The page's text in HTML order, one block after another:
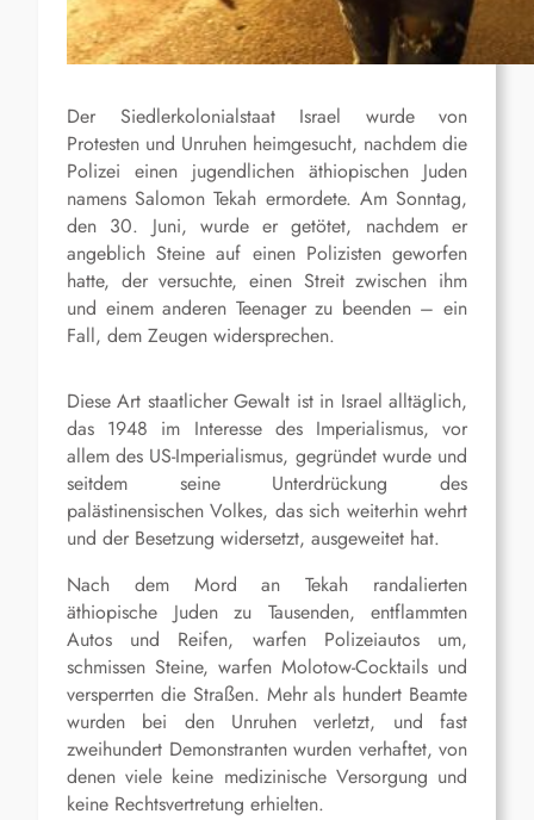
Der Siedlerkolonialstaat Israel wurde von
Protesten und Unruhen heimgesucht, nachdem die
Polizei einen jugendlichen äthiopischen Juden
namens Salomon Tekah ermordete. Am Sonntag,
den 30. Juni, wurde er getötet, nachdem er
angeblich Steine auf einen Polizisten geworfen
hatte, der versuchte, einen Streit zwischen ihm
und einem anderen Teenager zu beenden – ein
Fall, dem Zeugen widersprechen.
Diese Art staatlicher Gewalt ist in Israel alltäglich,
das 1948 im Interesse des Imperialismus, vor
allem des US-Imperialismus, gegründet wurde und
seitdem seine Unterdrückung des
palästinensischen Volkes, das sich weiterhin wehrt
und der Besetzung widersetzt, ausgeweitet hat.
Nach dem Mord an Tekah randalierten
äthiopische Juden zu Tausenden, entflammten
Autos und Reifen, warfen Polizeiautos um,
schmissen Steine, warfen Molotow-Cocktails und
versperrten die Straßen. Mehr als hundert Beamte
wurden bei den Unruhen verletzt, und fast
zweihundert Demonstranten wurden verhaftet, von
denen viele keine medizinische Versorgung und
keine Rechtsvertretung erhielten.